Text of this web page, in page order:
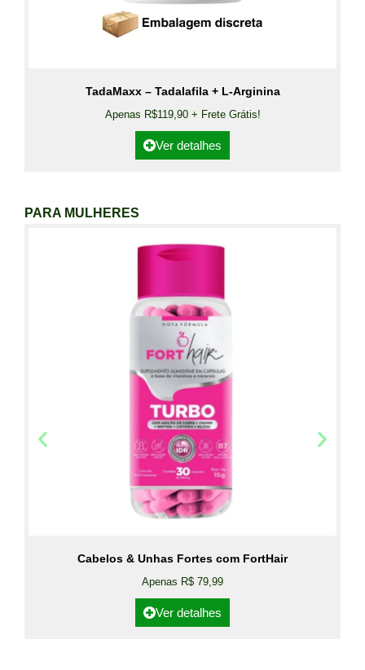
TadaMaxx – Tadalafila + L-Arginina
Apenas R$119,90 + Frete Grátis!
Ver detalhes
PARA MULHERES
Cabelos & Unhas Fortes com FortHair
Apenas R$ 79,99
Ver detalhes